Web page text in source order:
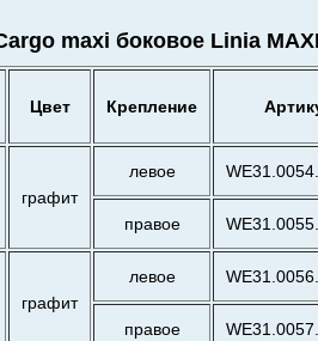
maxi боковое Linia
Цвет Крепление
графит
левое
правое
графит
левое
правое